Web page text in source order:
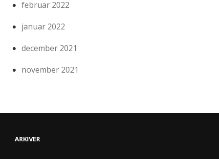
februar 2022
januar 2022
december 2021
november 2021
ARKIVER